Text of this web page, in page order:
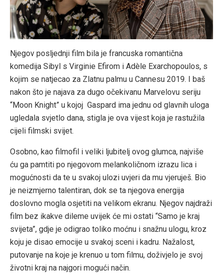
Njegov posljednji film bila je francuska romantična
komedija Sibyl s Virginie Efirom i Adèle Exarchopoulos, s
kojim se natjecao za Zlatnu palmu u Cannesu 2019. I baš
nakon što je najava za dugo očekivanu Marvelovu seriju
“Moon Knight” u kojoj Gaspard ima jednu od glavnih uloga
ugledala svjetlo dana, stigla je ova vijest koja je rastužila
cijeli filmski svijet.
Osobno, kao filmofil i veliki ljubitelj ovog glumca, najviše
ću ga pamtiti po njegovom melankoličnom izrazu lica i
mogućnosti da te u svakoj ulozi uvjeri da mu vjeruješ. Bio
je neizmjerno talentiran, dok se ta njegova energija
doslovno mogla osjetiti na velikom ekranu. Njegov najdraži
film bez ikakve dileme uvijek će mi ostati “Samo je kraj
svijeta”, gdje je odigrao toliko moćnu i snažnu ulogu, kroz
koju je disao emocije u svakoj sceni i kadru. Nažalost,
putovanje na koje je krenuo u tom filmu, doživjelo je svoj
životni kraj na najgori mogući način.